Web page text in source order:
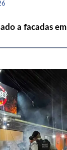
a facadas